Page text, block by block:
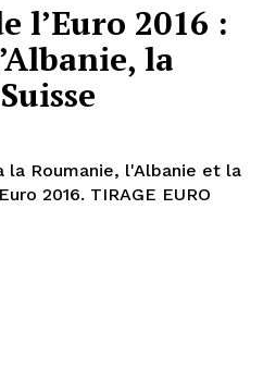
l’Euro 2016 :
la
la Roumanie, l'Albanie et la
EURO